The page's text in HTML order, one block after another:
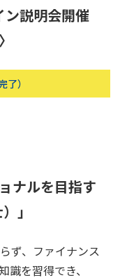
ン説明会開催
）
ナルを目指す
」
ず、ファイナンス
を習得でき、